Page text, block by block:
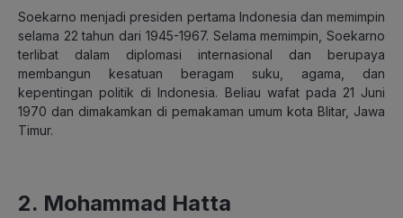
Soekarno menjadi presiden pertama Indonesia dan memimpin
selama 22 tahun dari 1945-1967. Selama memimpin, Soekarno
terlibat dalam diplomasi internasional dan berupaya
membangun kesatuan beragam suku, agama, dan
kepentingan politik di Indonesia. Beliau wafat pada 21 Juni
1970 dan dimakamkan di pemakaman umum kota Blitar, Jawa
Timur.
2. Mohammad Hatta